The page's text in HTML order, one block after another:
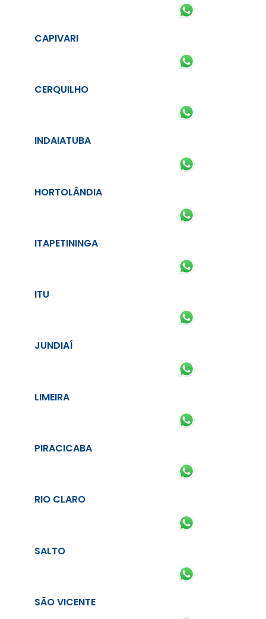
CAPIVARI
CERQUILHO
INDAIATUBA
HORTOLÂNDIA
ITAPETININGA
ITU
JUNDIAÍ
LIMEIRA
PIRACICABA
RIO CLARO
SALTO
SÃO VICENTE